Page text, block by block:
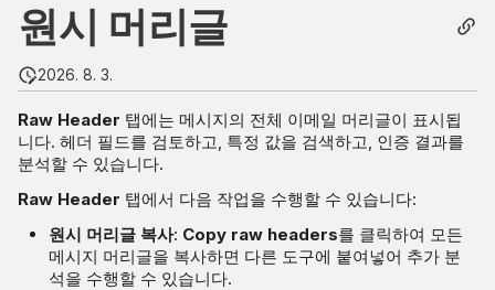
한국어
中文（繁體）
AI 분석
원시 머리글
2026. 8. 3.
Raw Header 탭에는 메시지의 전체 이메일 머리글이 표시됩
니다. 헤더 필드를 검토하고, 특정 값을 검색하고, 인증 결과를
분석할 수 있습니다.
Raw Header 탭에서 다음 작업을 수행할 수 있습니다:
원시 머리글 복사: Copy raw headers를 클릭하여 모든
메시지 머리글을 복사하면 다른 도구에 붙여넣어 추가 분
석을 수행할 수 있습니다.